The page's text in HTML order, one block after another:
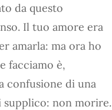
da questo
Il tuo amore era
amarla: ma ora ho
facciamo è,
confusione di una
supplico: non morire.